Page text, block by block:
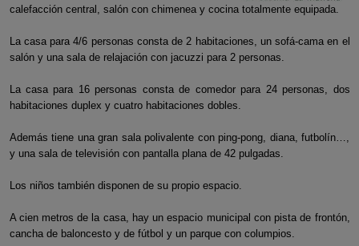
calefacción central, salón con chimenea y cocina totalmente equipada.
La casa para 4/6 personas consta de 2 habitaciones, un sofá-cama en el
salón y una sala de relajación con jacuzzi para 2 personas.
La casa para 16 personas consta de comedor para 24 personas, dos
habitaciones duplex y cuatro habitaciones dobles.
Además tiene una gran sala polivalente con ping-pong, diana, futbolín…,
y una sala de televisión con pantalla plana de 42 pulgadas.
Los niños también disponen de su propio espacio.
A cien metros de la casa, hay un espacio municipal con pista de frontón,
cancha de baloncesto y de fútbol y un parque con columpios.